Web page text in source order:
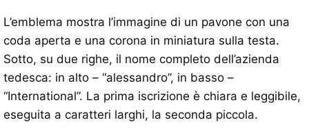
L’emblema mostra l’immagine di un pavone con una
coda aperta e una corona in miniatura sulla testa.
Sotto, su due righe, il nome completo dell’azienda
tedesca: in alto – “alessandro”, in basso –
“International”. La prima iscrizione è chiara e leggibile,
eseguita a caratteri larghi, la seconda piccola.